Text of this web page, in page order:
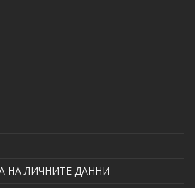
НА ЛИЧНИТЕ ДАННИ